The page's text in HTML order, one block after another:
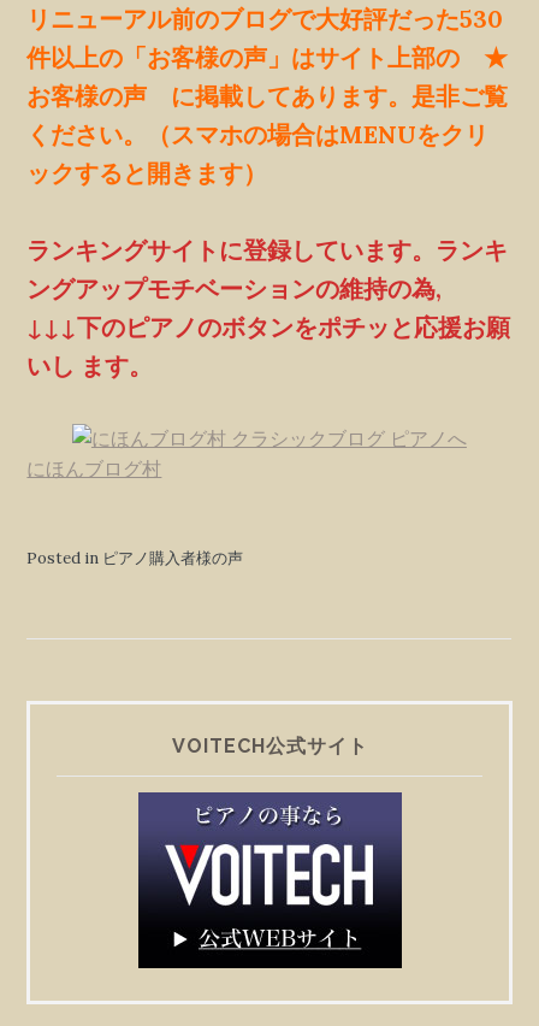
リニューアル前のブログで大好評だった530
件以上の「お客様の声」はサイト上部の ★
お客様の声 に掲載してあります。是非ご覧
ください。（スマホの場合はMENUをクリ
ックすると開きます）
ランキングサイトに登録しています。ランキ
ングアップモチベーションの維持の為,
↓↓↓下のピアノのボタンをポチッと応援お願
いし ます。
にほんブログ村
Posted in ピアノ購入者様の声
VOITECH公式サイト